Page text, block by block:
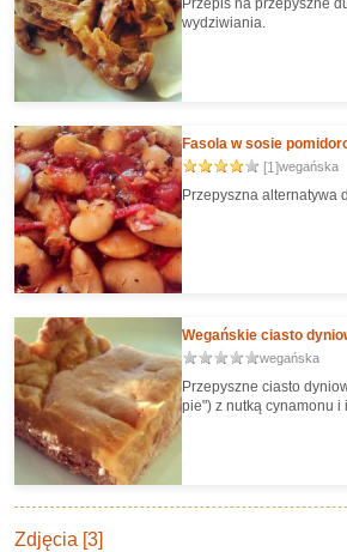
Przepis na przepyszne
wydziwiania.
Fasola w sosie
[1]wegańska
Przepyszna alternatywa
Wegańskie ciasto
wegańska
Przepyszne ciasto
pie") z nutką cynamonu i
Zdjęcia [3]